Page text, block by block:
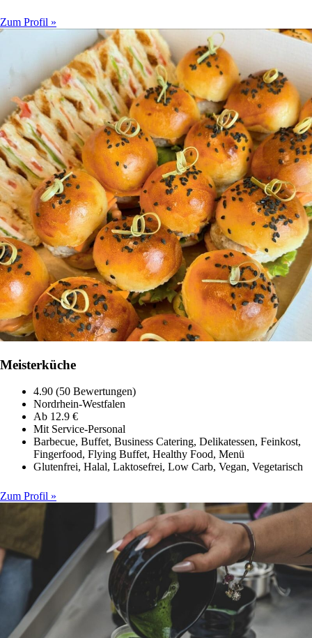
Zum Profil »
Meisterküche
4.90 (50 Bewertungen)
Nordrhein-Westfalen
Ab 12.9 €
Mit Service-Personal
Barbecue, Buffet, Business Catering, Delikatessen, Feinkost,
Fingerfood, Flying Buffet, Healthy Food, Menü
Glutenfrei, Halal, Laktosefrei, Low Carb, Vegan, Vegetarisch
Zum Profil »